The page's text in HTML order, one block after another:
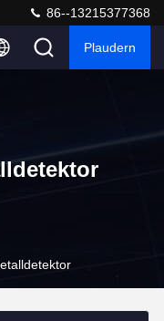
86--13215377368
Plaudern